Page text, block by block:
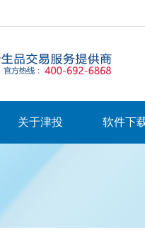
关于津投 软件下